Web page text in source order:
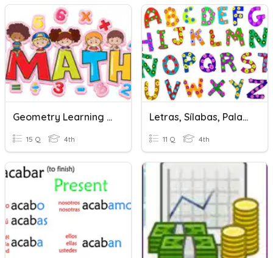
Geometry Learning Targets 7.1&7.2
15 Q 4th
Letras, Sílabas, Palabras
11 Q 4th